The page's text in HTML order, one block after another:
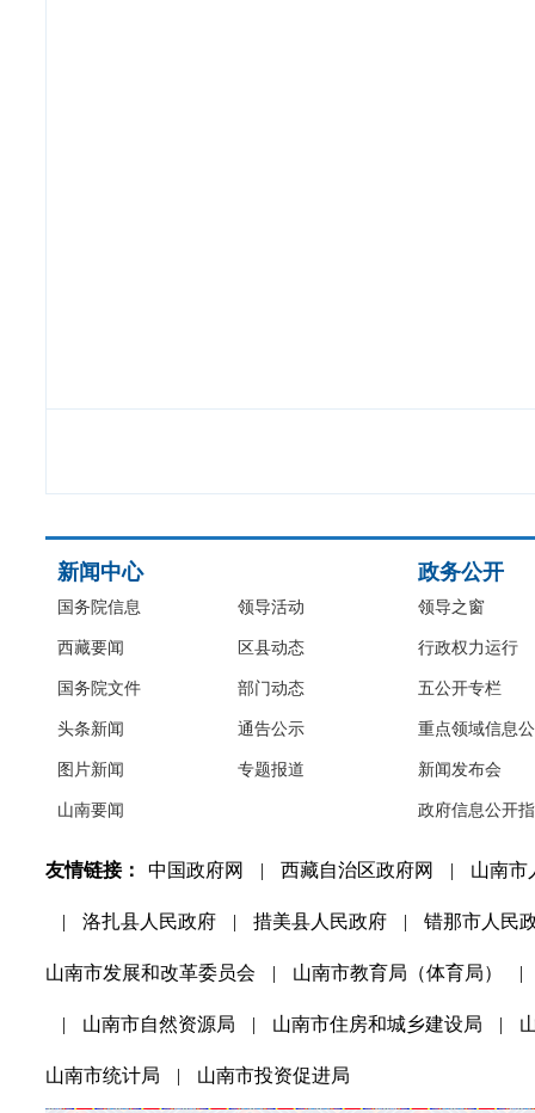
新闻中心
国务院信息
西藏要闻
国务院文件
头条新闻
图片新闻
山南要闻
领导活动
区县动态
部门动态
通告公示
专题报道
政务公开
领导之窗
行政权力运行
五公开专栏
重点领域信息
新闻发布会
政府信息公开
友情链接： 中国政府网 | 西藏自治区政府网 | 山南市
| 洛扎县人民政府 | 措美县人民政府 | 错那市人民
山南市发展和改革委员会 | 山南市教育局（体育局） |
| 山南市自然资源局 | 山南市住房和城乡建设局 |
山南市统计局 | 山南市投资促进局